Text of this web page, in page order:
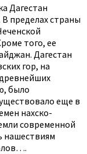
Дагестан
пределах страны
того, ее
Дагестан
гор, на
было
еще в
нахско-
современной
нашествиям